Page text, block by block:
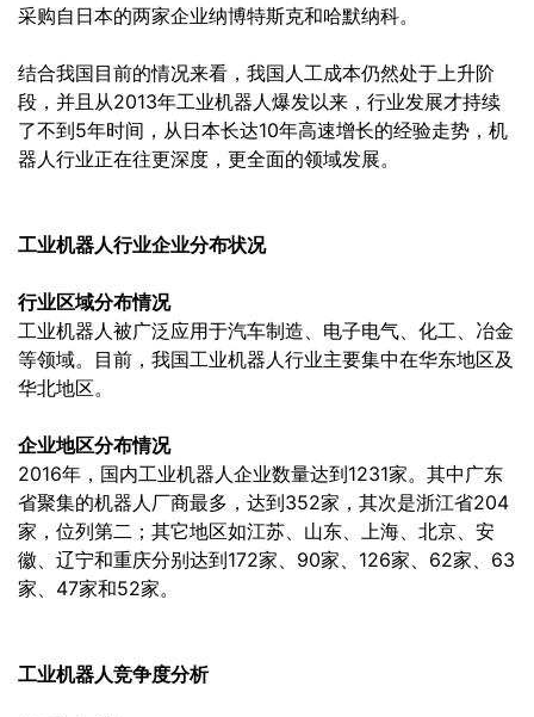
采购自日本的两家企业纳博特斯克和哈默纳科。
结合我国目前的情况来看，我国人工成本仍然处于上升阶
段，并且从2013年工业机器人爆发以来，行业发展才持续
了不到5年时间，从日本长达10年高速增长的经验走势，机
器人行业正在往更深度，更全面的领域发展。
工业机器人行业企业分布状况
行业区域分布情况
工业机器人被广泛应用于汽车制造、电子电气、化工、冶金
等领域。目前，我国工业机器人行业主要集中在华东地区及
华北地区。
企业地区分布情况
2016年，国内工业机器人企业数量达到1231家。其中广东
省聚集的机器人厂商最多，达到352家，其次是浙江省204
家，位列第二；其它地区如江苏、山东、上海、北京、安
徽、辽宁和重庆分别达到172家、90家、126家、62家、63
家、47家和52家。
工业机器人竞争度分析